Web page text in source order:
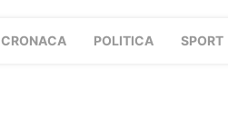
CRONACA POLITICA SPORT